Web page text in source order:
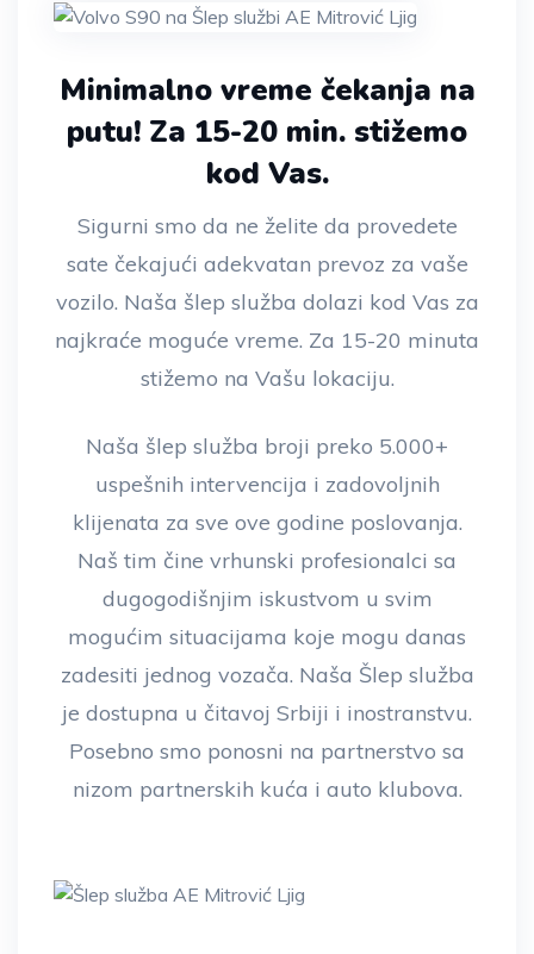
Minimalno vreme čekanja na
putu! Za 15-20 min. stižemo
kod Vas.
Sigurni smo da ne želite da provedete
sate čekajući adekvatan prevoz za vaše
vozilo. Naša šlep služba dolazi kod Vas za
najkraće moguće vreme. Za 15-20 minuta
stižemo na Vašu lokaciju.
Naša šlep služba broji preko 5.000+
uspešnih intervencija i zadovoljnih
klijenata za sve ove godine poslovanja.
Naš tim čine vrhunski profesionalci sa
dugogodišnjim iskustvom u svim
mogućim situacijama koje mogu danas
zadesiti jednog vozača. Naša Šlep služba
je dostupna u čitavoj Srbiji i inostranstvu.
Posebno smo ponosni na partnerstvo sa
nizom partnerskih kuća i auto klubova.